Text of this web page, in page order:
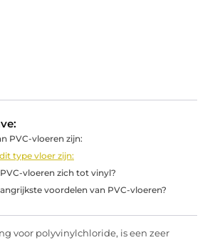
PVC-vloeren zijn:
type vloer zijn:
vloeren zich tot vinyl?
voordelen van PVC-vloeren?
voor polyvinylchloride, is een zeer